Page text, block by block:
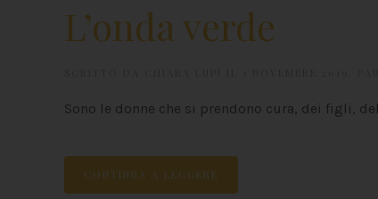
L’onda verde
Sono le donne che si prendono cura, dei figli,
CONTINUA A LEGGERE